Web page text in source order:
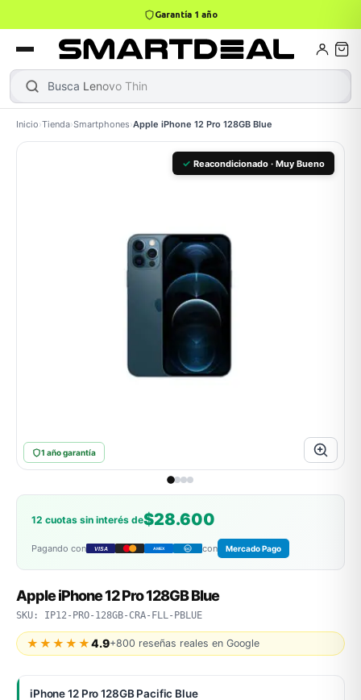
4,9 · +800 reseñas Google
Busca
Inicio›Tienda›Smartphones›Apple iPhone 12 Pro 128GB Blue
✓ Reacondicionado · Muy Bueno
1 año garantía
12 cuotas sin interés de$28.600
Pagando con VISA AMEX DC con Mercado Pago
Apple iPhone 12 Pro 128GB Blue
SKU: IP12-PRO-128GB-CRA-FLL-PBLUE
★★★★★4.9+800 reseñas reales en Google
iPhone 12 Pro 128GB Pacific Blue